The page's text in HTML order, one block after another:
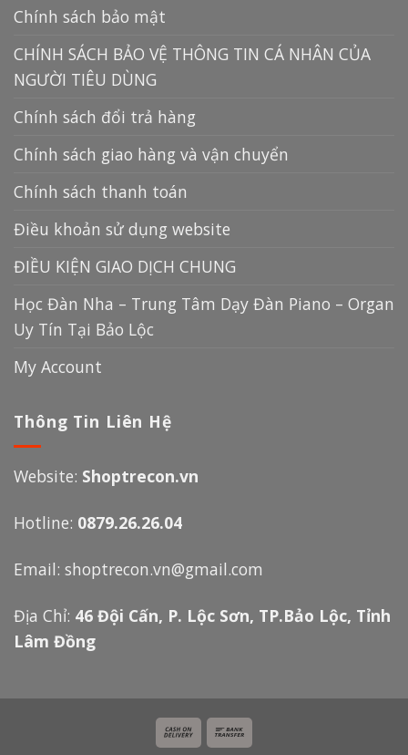
Chính sách bảo mật
CHÍNH SÁCH BẢO VỆ THÔNG TIN CÁ NHÂN CỦA
NGƯỜI TIÊU DÙNG
Chính sách đổi trả hàng
Chính sách giao hàng và vận chuyển
Chính sách thanh toán
Điều khoản sử dụng website
ĐIỀU KIỆN GIAO DỊCH CHUNG
Học Đàn Nha – Trung Tâm Dạy Đàn Piano – Organ
Uy Tín Tại Bảo Lộc
My Account
Thông Tin Liên Hệ
Website: Shoptrecon.vn
Hotline: 0879.26.26.04
Email: shoptrecon.vn@gmail.com
Địa Chỉ: 46 Đội Cấn, P. Lộc Sơn, TP.Bảo Lộc, Tỉnh
Lâm Đồng